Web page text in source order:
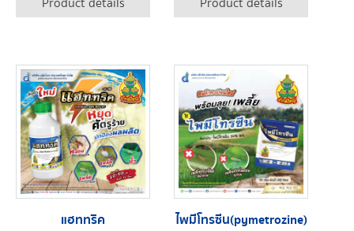
แฮททริค ไพมีโทรซีน(pymetrozine)